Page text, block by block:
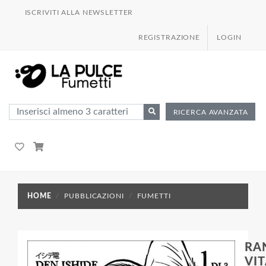
ISCRIVITI ALLA NEWSLETTER
REGISTRAZIONE LOGIN
RICERCA AVANZATA
HOME PUBBLICAZIONI FUMETTI